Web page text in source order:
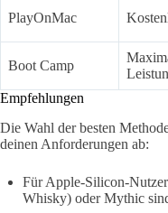
PlayOnMac
Boot Camp
Empfehlungen
Die Wahl der besten
deinen Anforderungen ab:
Für Apple-Silicon-
Whisky) oder Mythic